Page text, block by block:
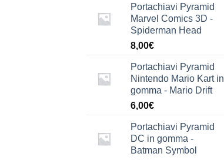
Portachiavi Pyramid
Marvel Comics 3D -
Spiderman Head
8,00€
Portachiavi Pyramid
Nintendo Mario Kart in
gomma - Mario Drift
6,00€
Portachiavi Pyramid
DC in gomma -
Batman Symbol